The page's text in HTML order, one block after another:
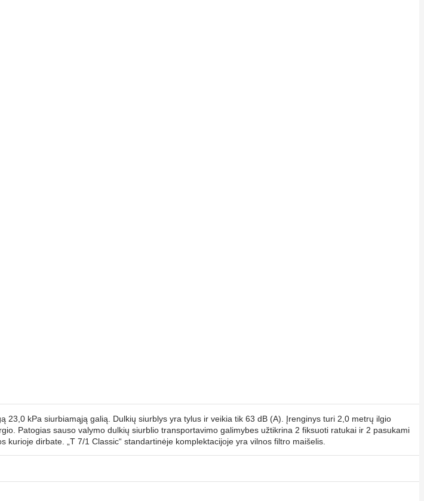
kPa siurbiamąją galią. Dulkių siurblys yra tylus ir veikia tik 63 dB (A). Įrenginys turi 2,0 metrų ilgio
Patogias sauso valymo dulkių siurblio transportavimo galimybes užtikrina 2 fiksuoti ratukai ir 2 pasukami
dirbate. „T 7/1 Classic“ standartinėje komplektacijoje yra vilnos filtro maišelis.